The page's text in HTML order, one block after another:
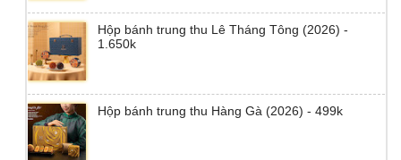
Hộp bánh trung thu Lê Tháng Tông (2026) -
1.650k
Hộp bánh trung thu Hàng Gà (2026) - 499k